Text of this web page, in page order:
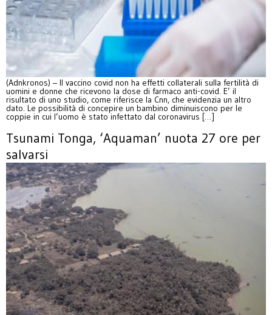
(Adnkronos) – Il vaccino covid non ha effetti collaterali sulla fertilità di
uomini e donne che ricevono la dose di farmaco anti-covid. E’ il
risultato di uno studio, come riferisce la Cnn, che evidenzia un altro
dato. Le possibilità di concepire un bambino diminuiscono per le
coppie in cui l’uomo è stato infettato dal coronavirus […]
Tsunami Tonga, ‘Aquaman’ nuota 27 ore per
salvarsi